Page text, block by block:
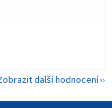
další hodnocení